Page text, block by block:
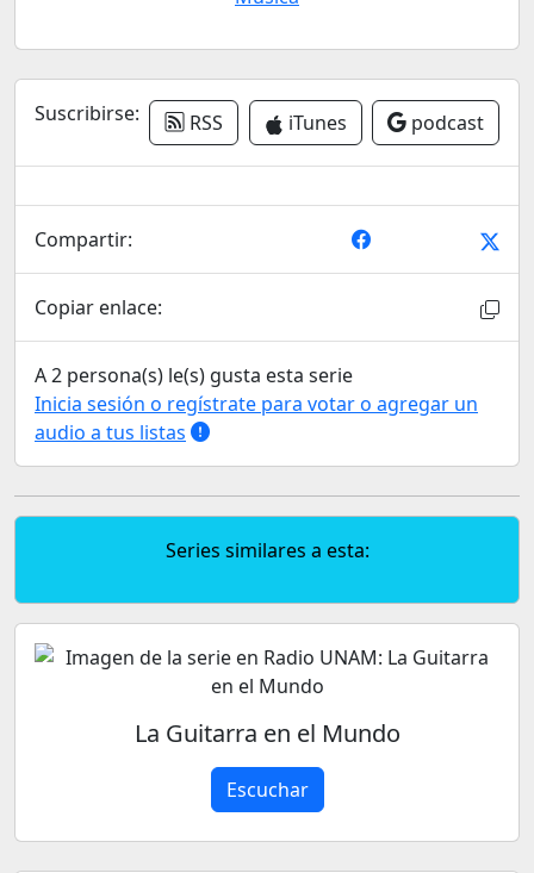
Suscribirse: RSS iTunes podcast
Compartir:
Copiar enlace:
A 2 persona(s) le(s) gusta esta serie
Inicia sesión o regístrate para votar o agregar un
audio a tus listas
Series similares a esta:
La Guitarra en el Mundo
Escuchar